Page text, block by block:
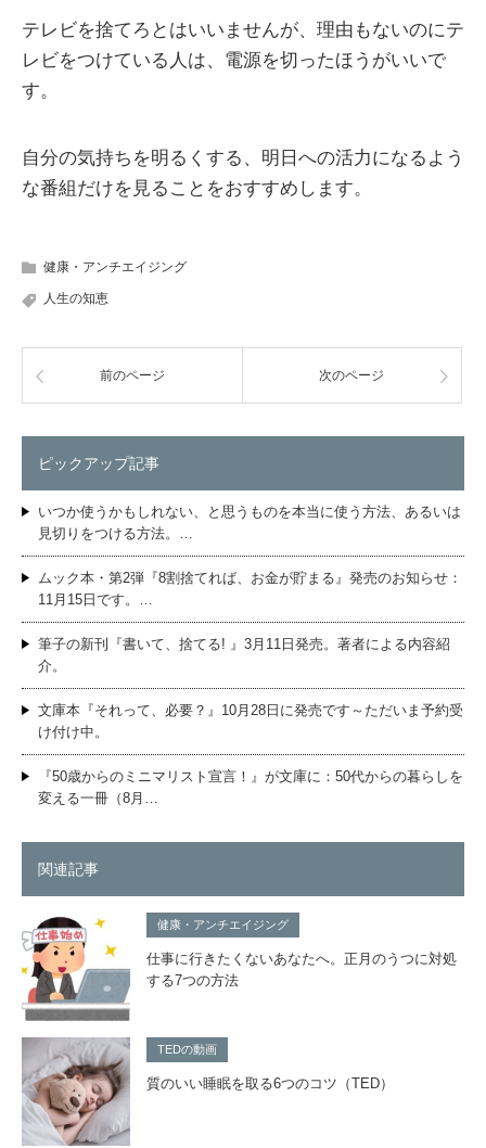
テレビを捨てろとはいいませんが、理由もないのにテ
レビをつけている人は、電源を切ったほうがいいで
す。
自分の気持ちを明るくする、明日への活力になるよう
な番組だけを見ることをおすすめします。
健康・アンチエイジング
人生の知恵
前のページ 次のページ
ピックアップ記事
いつか使うかもしれない、と思うものを本当に使う方法、あるいは
見切りをつける方法。…
ムック本・第2弾『8割捨てれば、お金が貯まる』発売のお知らせ：
11月15日です。…
筆子の新刊『書いて、捨てる! 』3月11日発売。著者による内容紹
介。
文庫本『それって、必要？』10月28日に発売です～ただいま予約受
け付け中。
『50歳からのミニマリスト宣言！』が文庫に：50代からの暮らしを
変える一冊（8月…
関連記事
健康・アンチエイジング
仕事に行きたくないあなたへ。正月のうつに対処
する7つの方法
TEDの動画
質のいい睡眠を取る6つのコツ（TED）